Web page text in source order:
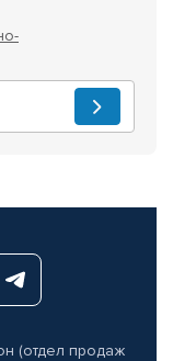
(отдел продаж